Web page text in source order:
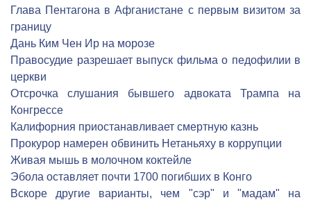
Глава Пентагона в Афганистане с первым визитом за
границу
Дань Ким Чен Ир на морозе
Правосудие разрешает выпуск фильма о педофилии в
церкви
Отсрочка слушания бывшего адвоката Трампа на
Конгрессе
Калифорния приостанавливает смертную казнь
Прокурор намерен обвинить Нетаньяху в коррупции
Живая мышь в молочном коктейле
Эбола оставляет почти 1700 погибших в Конго
Вскоре другие варианты, чем "сэр" и "мадам" на